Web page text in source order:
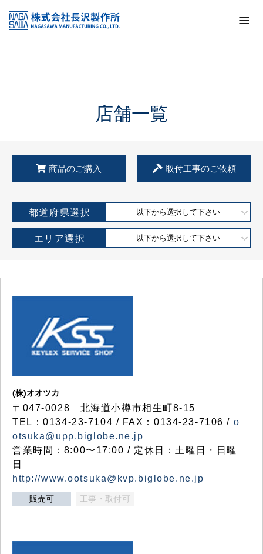
KSS加盟店・取扱店情報
店舗一覧
店舗一覧
商品のご購入 取付工事のご依頼
都道府県選択 以下から選択して下さい
エリア選択 以下から選択して下さい
(株)オオツカ
〒047-0028 北海道小樽市相生町8-15
TEL：0134-23-7104 / FAX：0134-23-7106 / o
otsuka@upp.biglobe.ne.jp
営業時間：8:00〜17:00 / 定休日：土曜日・日曜
日
http://www.ootsuka@kvp.biglobe.ne.jp
販売可 工事・取付可